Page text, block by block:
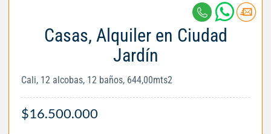
Casas, Alquiler en Ciudad
Jardín
Cali, 12 alcobas, 12 baños, 644,00mts2
$16.500.000